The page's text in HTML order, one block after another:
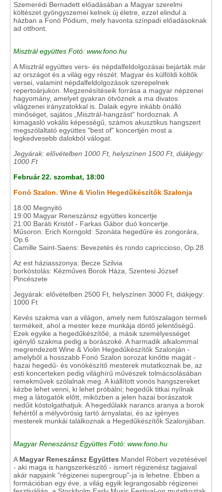
Szemerédi Bernadett előadásában a Magyar szerelmi
költészet gyöngyszemei kelnek új életre, ezzel elindul a
házban a Fonó Pódium, mely havonta színpadi előadásoknak
ad otthont.
Misztrál együttes Fotó: www.fono.hu
A Misztrál együttes vers- és népdalfeldolgozásai bejárták már
az országot és a világ egy részét. Magyar és külföldi költők
versei, valamint népdalfeldolgozások szerepelnek
repertoárjukon. Megzenésítéseik forrása a magyar népzenei
hagyomány, amelyet gyakran ötvöznek a ma divatos
világzenei irányzatokkal is. Dalaik egyre inkább önálló
minőséget, sajátos „Misztrál-hangzást" hordoznak. A
kimagasló vokális képességű, számos akusztikus hangszert
megszólaltató együttes "best of" koncertjén most a
legkedvesebb dalokból válogat.
Jegyárak: elővételben 1000 Ft, helyszínen 1500 Ft, diákjegy:
1000 Ft
Február 22. szombat, 18:00
Fonó Szalon. Wine & Violin Hegedűkészítők Szalonja
18:00 Megnyitó
19:00 Magyar Reneszánsz együttes koncertje
21:00 Baráti Kristóf - Farkas Gábor duó koncertje.
Műsoron: Erich Korngold: Szonáta hegedűre és zongorára,
Op.6
Camille Saint-Saens: Bevezetés és rondo capriccioso, Op.28
Az est háziasszonya: Becze Szilvia
borkóstolás: Kézműves Borok Háza, Szentesi József
Pincészete
Jegyárak: elővételben 2500 Ft, helyszínen 3000 Ft, diákjegy:
1000 Ft
Kevés szakma van a világon, amely nem futószalagon termeli
termékeit, ahol a mester keze munkája döntő jelentőségű.
Ezek egyike a hegedűkészítőé, a másik személyességet
igénylő szakma pedig a borászoké. A harmadik alkalommal
megrendezett Wine & Violin Hegedűkészítők Szalonján -
amelyből a hosszabb Fonó Szalon sorozat kinőtte magát -
hazai hegedű- és vonókészítő mesterek mutatkoznak be, az
esti koncerteken pedig világhírű művészek tolmácsolásában
remekművek szólalnak meg. A kiállított vonós hangszereket
kézbe lehet venni, ki lehet próbálni; hegedűk titkai nyílnak
meg a látogatók előtt, miközben a jelen hazai borászatok
nedűit kóstolgathatjuk. A hegedűlakk narancs aranya a borok
fehértől a mélyvörösig tartó árnyalatai, és az igényes
mesterek munkái találkoznak a Hegedűkészítők Szalonjában.
Magyar Reneszánsz Együttes Fotó: www.fono.hu
A Magyar Reneszánsz Együttes Mandel Róbert vezetésével
- aki maga is hangszerkészítő - ismert régizenész tagjaival
akár napjaink "régizenei supergroup"-ja is lehetne. Ebben a
formációban egy éve, a világ egyik legrangosabb régizenei